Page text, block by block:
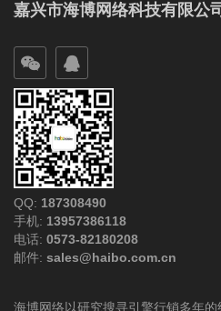
嘉兴市海博网络科技有限公司
QQ: 187308490
手机: 13957386118
电话: 0573-82180208
邮件: sales@haibo.com.cn
海博网络以研究搜寻引擎行销多年